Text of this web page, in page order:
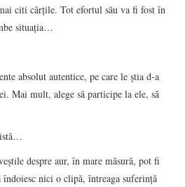
citi cărţile. Tot efortul său va fi fost în
situaţia…
absolut autentice, pe care le ştia d-a
Mai mult, alege să participe la ele, să
despre aur, în mare măsură, pot fi
nici o clipă, întreaga suferinţă